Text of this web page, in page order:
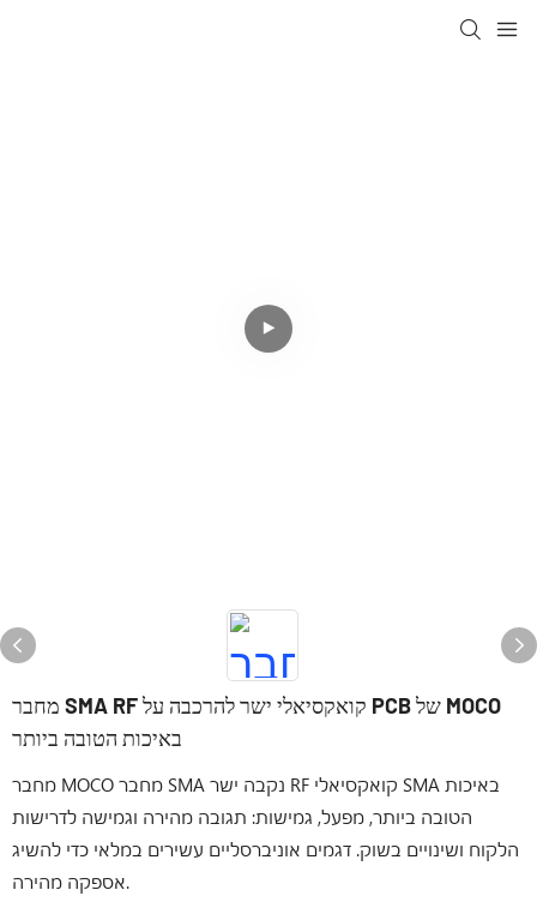
מחבר SMA RF קואקסיאלי ישר להרכבה על PCB של MOCO
באיכות הטובה ביותר
מחבר MOCO מחבר SMA נקבה ישר RF קואקסיאלי SMA באיכות
הטובה ביותר, מפעל, גמישות: תגובה מהירה וגמישה לדרישות
הלקוח ושינויים בשוק. דגמים אוניברסליים עשירים במלאי כדי להשיג
אספקה ​​מהירה.